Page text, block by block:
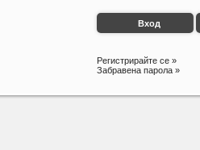
Регистрирайте се »
Забравена парола »